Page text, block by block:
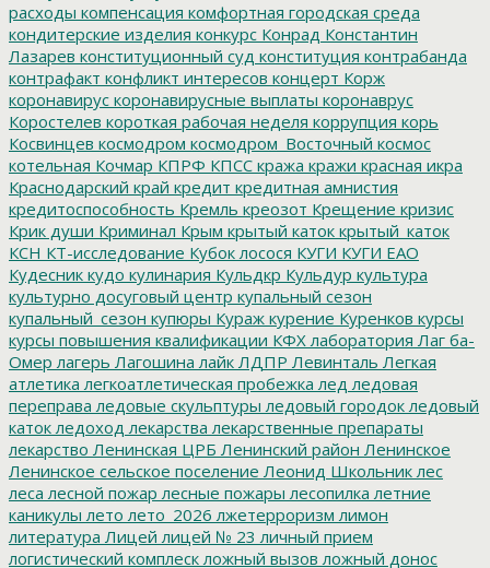
расходы компенсация комфортная городская среда
кондитерские изделия конкурс Конрад Константин
Лазарев конституционный суд конституция контрабанда
контрафакт конфликт интересов концерт Корж
коронавирус коронавирусные выплаты коронаврус
Коростелев короткая рабочая неделя коррупция корь
Косвинцев космодром космодром_Восточный космос
котельная Кочмар КПРФ КПСС кража кражи красная икра
Краснодарский край кредит кредитная амнистия
кредитоспособность Кремль креозот Крещение кризис
Крик души Криминал Крым крытый каток крытый_каток
КСН КТ-исследование Кубок лосося КУГИ КУГИ ЕАО
Кудесник кудо кулинария Кульдкр Кульдур культура
культурно досуговый центр купальный сезон
купальный_сезон купюры Кураж курение Куренков курсы
курсы повышения квалификации КФХ лаборатория Лаг ба-
Омер лагерь Лагошина лайк ЛДПР Левинталь Легкая
атлетика легкоатлетическая пробежка лед ледовая
переправа ледовые скульптуры ледовый городок ледовый
каток ледоход лекарства лекарственные препараты
лекарство Ленинская ЦРБ Ленинский район Ленинское
Ленинское сельское поселение Леонид Школьник лес
леса лесной пожар лесные пожары лесопилка летние
каникулы лето лето_2026 лжетерроризм лимон
литература Лицей лицей № 23 личный прием
логистический комплеск ложный вызов ложный донос